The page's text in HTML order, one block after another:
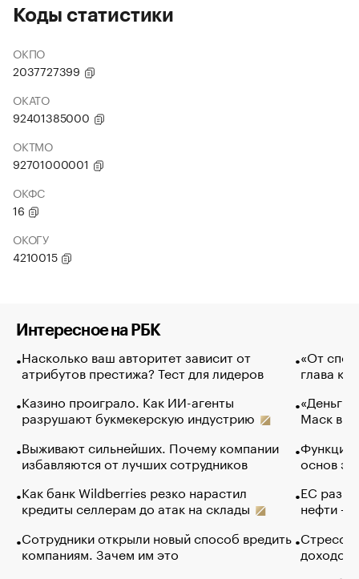
Коды статистики
ОКПО
2037727399
ОКАТО
92401385000
ОКТМО
92701000001
ОКФС
16
ОКОГУ
4210015
Интересное на РБК
Насколько ваш авторитет зависит от
атрибутов престижа? Тест для лидеров
Казино проиграло. Как ИИ-агенты
разрушают букмекерскую индустрию
Выживают сильнейших. Почему компании
избавляются от лучших сотрудников
Как банк Wildberries резко нарастил
кредиты селлерам до атак на склады
Сотрудники открыли новый способ вредить
компаниям. Зачем им это
«От
глава
«Деньги
Маск в
Функции
основ
ЕС
нефти —
Стресс
доходов